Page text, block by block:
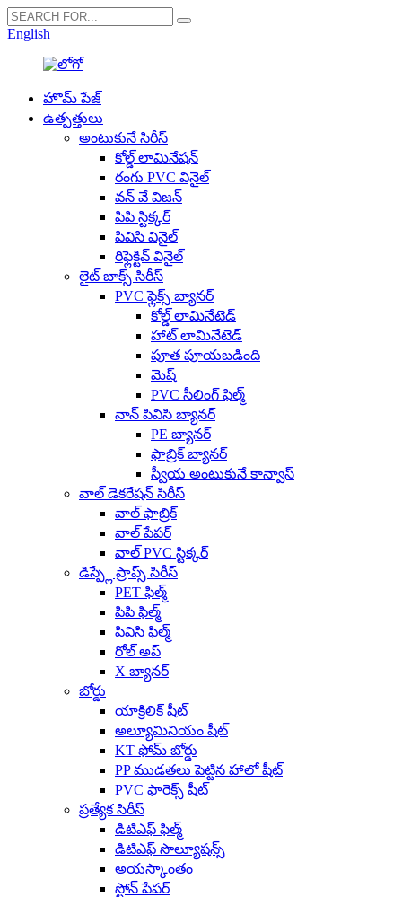
English
హొమ్ పేజ్
ఉత్పత్తులు
అంటుకునే సిరీస్
కోల్డ్ లామినేషన్
రంగు PVC వినైల్
వన్ వే విజన్
పిపి స్టిక్కర్
పివిసి వినైల్
రిఫ్లెక్టివ్ వినైల్
లైట్ బాక్స్ సిరీస్
PVC ఫ్లెక్స్ బ్యానర్
కోల్డ్ లామినేటెడ్
హాట్ లామినేటెడ్
పూత పూయబడింది
మెష్
PVC సీలింగ్ ఫిల్మ్
నాన్ పివిసి బ్యానర్
PE బ్యానర్
ఫాబ్రిక్ బ్యానర్
స్వీయ అంటుకునే కాన్వాస్
వాల్ డెకరేషన్ సిరీస్
వాల్ ఫాబ్రిక్
వాల్ పేపర్
వాల్ PVC స్టిక్కర్
డిస్ప్లే ప్రాప్స్ సిరీస్
PET ఫిల్మ్
పిపి ఫిల్మ్
పివిసి ఫిల్మ్
రోల్ అప్
X బ్యానర్
బోర్డు
యాక్రిలిక్ షీట్
అల్యూమినియం షీట్
KT ఫోమ్ బోర్డు
PP ముడతలు పెట్టిన హాలో షీట్
PVC ఫారెక్స్ షీట్
ప్రత్యేక సిరీస్
డిటిఎఫ్ ఫిల్మ్
డిటిఎఫ్ సొల్యూషన్స్
అయస్కాంతం
స్టోన్ పేపర్